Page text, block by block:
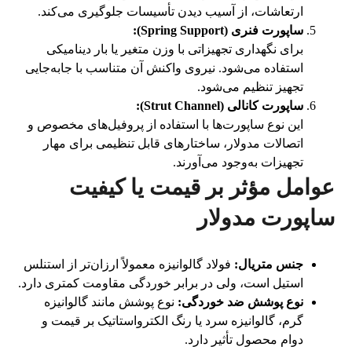
ارتعاشات، از آسیب دیدن تأسیسات جلوگیری می‌کند.
ساپورت فنری (Spring Support):
برای نگهداری تجهیزاتی با وزن متغیر یا بار دینامیکی
استفاده می‌شود. نیروی واکنش آن متناسب با جابه‌جایی
تجهیز تنظیم می‌شود.
ساپورت کانالی (Strut Channel):
این نوع ساپورت‌ها با استفاده از پروفیل‌های مخصوص و
اتصالات مدولار، ساختارهای قابل تنظیمی برای مهار
تجهیزات به‌وجود می‌آورند.
عوامل مؤثر بر قیمت یا کیفیت
ساپورت مدولار
جنس متریال: فولاد گالوانیزه معمولاً ارزان‌تر از استنلس
استیل است، ولی در برابر خوردگی مقاومت کمتری دارد.
نوع پوشش ضد خوردگی: نوع پوشش مانند گالوانیزه
گرم، گالوانیزه سرد یا رنگ الکترواستاتیک بر قیمت و
دوام محصول تأثیر دارد.